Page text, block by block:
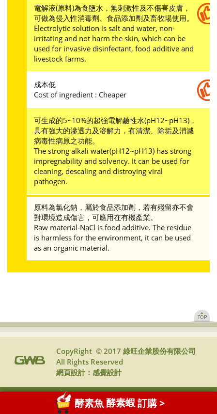
電解液(原料)為食鹽水，無刺激性及不傷害皮膚，
可做為侵入性消毒劑、食品添加劑及畜牧場使用。
Electrolytic solution is salt and water, non-
irritating and not harm the skin, which can be
used for invasive disinfectant, food additive and
livestock farms.
成本低
Cost of ingredient : Cheaper
可生成的5~10%的超強電解鹼性水(pH12~pH13)，
具有強大的滲透力及溶解力，有清潔、除垢及消滅
病毒性病原之功能。
The strong alkali water(pH12~pH13) has strong
impregnability and solvency. It can be used for
cleaning, descaling and distroying viral
pathogen.
原料為氯化鈉，屬於食品添加劑，若有殘留亦不會
對環境造成傷害，可應用在有機產業。
Raw material-NaCl is food additive. The residue
is harmless for the environment, it can be used
as an organic material.
CopyRight © 2017 綠旺企業股份有限公司
All Rights Reserved
網頁設計：感覺設計
酵素魚 酵素蝦訂購 >